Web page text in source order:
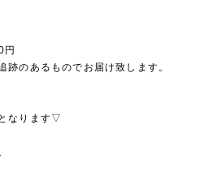
円
跡のあるものでお届け致します。
なります▽